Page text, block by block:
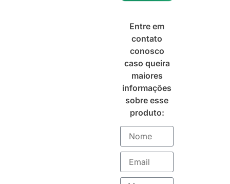
Entre em
contato
conosco
caso queira
maiores
informações
sobre esse
produto: